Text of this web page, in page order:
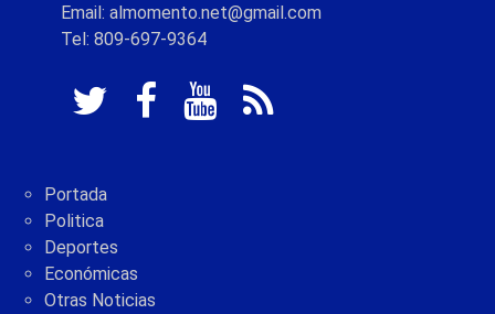
Email: almomento.net@gmail.com
Tel: 809-697-9364
Portada
Politica
Deportes
Económicas
Otras Noticias